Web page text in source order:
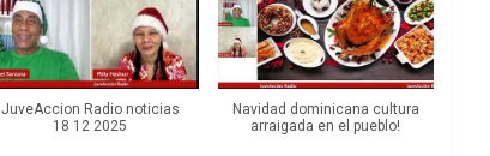
JuveAccion Radio noticias
18 12 2025
Navidad dominicana cultura
arraigada en el pueblo!